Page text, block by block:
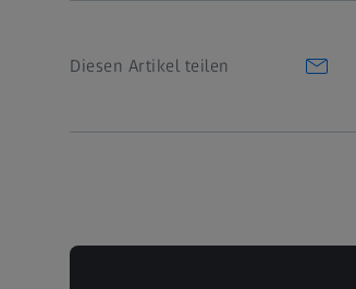
Diesen Artikel teilen